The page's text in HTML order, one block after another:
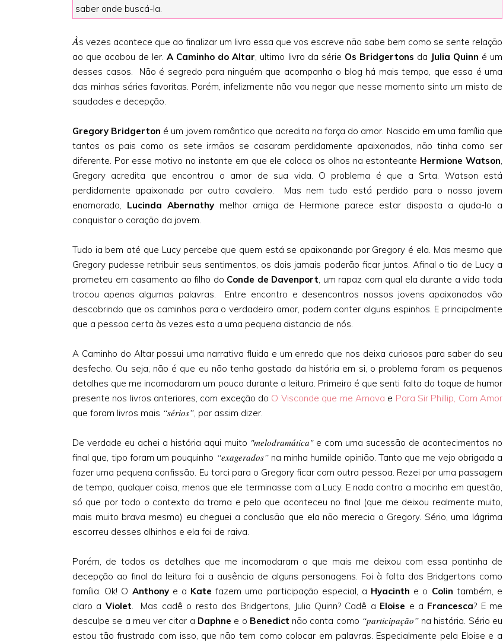
saber onde buscá-la.
Às vezes acontece que ao finalizar um livro essa que vos escreve não sabe bem como se sente relação
ao que acabou de ler.A Caminho do Altar, ultimo livro da série Os Bridgertons da Julia Quinn é um
desses casos. Não é segredo para ninguém que acompanha o blog há mais tempo, que essa é uma
das minhas séries favoritas. Porém, infelizmente não vou negar que nesse momento sinto um misto de
saudades e decepção.
Gregory Bridgerton é um jovem romântico que acredita na força do amor. Nascido em uma família que
tantos os pais como os sete irmãos se casaram perdidamente apaixonados, não tinha como ser
diferente. Por esse motivo no instante em que ele coloca os olhos na estonteante Hermione Watson,
Gregory acredita que encontrou o amor de sua vida. O problema é que a Srta. Watson está
perdidamente apaixonada por outro cavaleiro. Mas nem tudo está perdido para o nosso jovem
enamorado, Lucinda Abernathy melhor amiga de Hermione parece estar disposta a ajuda-lo a
conquistar o coração da jovem.
Tudo ia bem até que Lucy percebe que quem está se apaixonando por Gregory é ela. Mas mesmo que
Gregory pudesse retribuir seus sentimentos, os dois jamais poderão ficar juntos. Afinal o tio de Lucy a
prometeu em casamento ao filho do Conde de Davenport, um rapaz com qual ela durante a vida toda
trocou apenas algumas palavras. Entre encontro e desencontros nossos jovens apaixonados vão
descobrindo que os caminhos para o verdadeiro amor, podem conter alguns espinhos. E principalmente
que a pessoa certa às vezes esta a uma pequena distancia de nós.
A Caminho do Altar possui uma narrativa fluida e um enredo que nos deixa curiosos para saber do seu
desfecho. Ou seja, não é que eu não tenha gostado da história em si, o problema foram os pequenos
detalhes que me incomodaram um pouco durante a leitura. Primeiro é que senti falta do toque de humor
presente nos livros anteriores, com exceção do O Visconde que me Amava e Para Sir Phillip, Com Amor
que foram livros mais “sérios”, por assim dizer.
De verdade eu achei a história aqui muito "melodramática"e com uma sucessão de acontecimentos no
final que, tipo foram um pouquinho “exagerados”na minha humilde opinião. Tanto que me vejo obrigada a
fazer uma pequena confissão. Eu torci para o Gregory ficar com outra pessoa. Rezei por uma passagem
de tempo, qualquer coisa, menos que ele terminasse com a Lucy. E nada contra a mocinha em questão,
só que por todo o contexto da trama e pelo que aconteceu no final (que me deixou realmente muito,
mais muito brava mesmo) eu cheguei a conclusão que ela não merecia o Gregory. Sério, uma lágrima
escorreu desses olhinhos e ela foi de raiva.
Porém, de todos os detalhes que me incomodaram o que mais me deixou com essa pontinha de
decepção ao final da leitura foi a ausência de alguns personagens. Foi à falta dos Bridgertons como
família. Ok! O Anthonye a Katefazem uma participação especial, a Hyacinth e o Colin também, e
claro a Violet. Mas cadê o resto dos Bridgertons, Julia Quinn? Cadê a Eloise e a Francesca? E me
desculpe se a meu ver citar a Daphne e o Benedict não conta como “participação”na história. Sério eu
estou tão frustrada com isso, que não tem como colocar em palavras. Especialmente pela Eloise e a